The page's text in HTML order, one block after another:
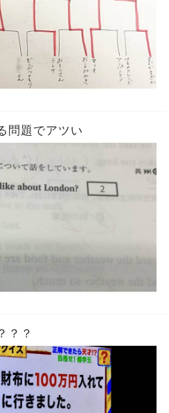
問題でアツい
？？